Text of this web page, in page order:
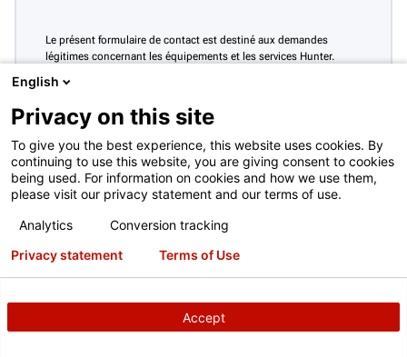
Le présent formulaire de contact est destiné aux demandes
légitimes concernant les équipements et les services Hunter.
d’utilisation complètes
English
Privacy on this site
To give you the best experience, this website uses cookies. By
continuing to use this website, you are giving consent to cookies
being used. For information on cookies and how we use them,
please visit our privacy statement and our terms of use.
Analytics
Conversion tracking
Accept
Privacy statement Terms of Use